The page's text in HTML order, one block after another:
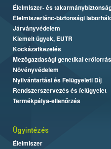
Élelmiszer- és
Élelmiszerlánc-biztonsági
Járványvédelem
Kiemelt ügyek, EUTR
Kockázatkezelés
Mezőgazdasági genetikai
Növényvédelem
Nyilvántartási és Felügyeleti Díj
Rendszerszervezés és felügyelet
Termékpálya-ellenőrzés
Ügyintézés
Élelmiszer